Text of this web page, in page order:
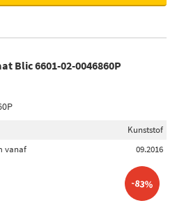
Blic 6601-02-0046860P
Kunststof
vanaf
09.2016
-83%